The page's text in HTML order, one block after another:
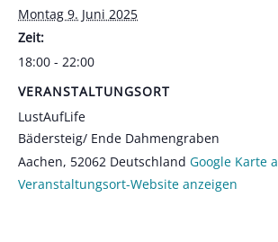
Montag 9. Juni 2025
Zeit:
18:00 - 22:00
VERANSTALTUNGSORT
LustAufLife
Bädersteig/ Ende Dahmengraben
Aachen, 52062 Deutschland Google Karte
Veranstaltungsort-Website anzeigen